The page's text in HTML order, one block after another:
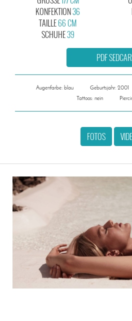
KONFEKTION36
TAILLE66 CM
SCHUHE39
PDF
Augenfarbe: blau Geburtsjahr: 2001
Tattoos: nein
FOTOS